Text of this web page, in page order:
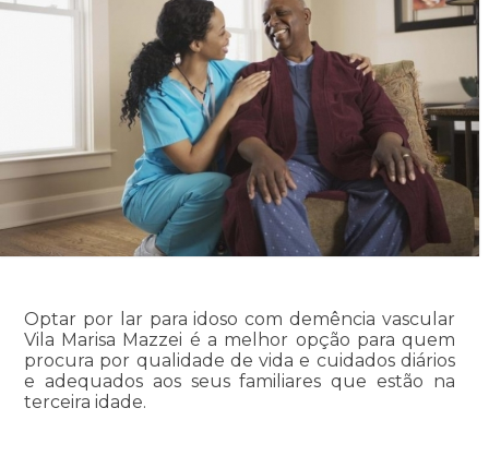
Optar por lar para idoso com demência vascular
Vila Marisa Mazzei é a melhor opção para quem
procura por qualidade de vida e cuidados diários
e adequados aos seus familiares que estão na
terceira idade.